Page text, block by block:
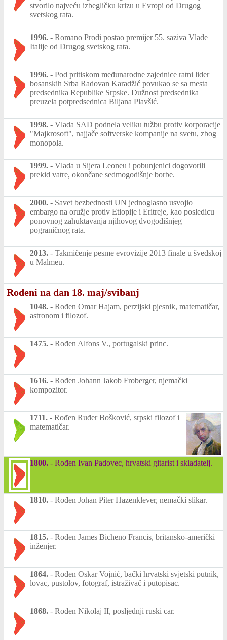
stvorilo najveću izbegličku krizu u Evropi od Drugog
svetskog rata.
1996. - Romano Prodi postao premijer 55. saziva Vlade
Italije od Drugog svetskog rata.
1996. - Pod pritiskom međunarodne zajednice ratni lider
bosanskih Srba Radovan Karadžić povukao se sa mesta
predsednika Republike Srpske. Dužnost predsednika
preuzela potpredsednica Biljana Plavšić.
1998. - Vlada SAD podnela veliku tužbu protiv korporacije
"Majkrosoft", najjače softverske kompanije na svetu, zbog
monopola.
1999. - Vlada u Sijera Leoneu i pobunjenici dogovorili
prekid vatre, okončane sedmogodišnje borbe.
2000. - Savet bezbednosti UN jednoglasno usvojio
embargo na oružje protiv Etiopije i Eritreje, kao posledicu
ponovnog zahuktavanja njihovog dvogodišnjeg
pograničnog rata.
2013. - Takmičenje pesme evrovizije 2013 finale u švedskoj
u Malmeu.
Rođeni na dan 18. maj/svibanj
1048. - Rođen Omar Hajam, perzijski pjesnik, matematičar,
astronom i filozof.
1475. - Rođen Alfons V., portugalski princ.
1616. - Rođen Johann Jakob Froberger, njemački
kompozitor.
1711. - Rođen Ruđer Bošković, srpski filozof i
matematičar.
1800. - Rođen Ivan Padovec, hrvatski gitarist i skladatelj.
1810. - Rođen Johan Piter Hazenklever, nemački slikar.
1815. - Rođen James Bicheno Francis, britansko-američki
inženjer.
1864. - Rođen Oskar Vojnić, bački hrvatski svjetski putnik,
lovac, pustolov, fotograf, istraživač i putopisac.
1868. - Rođen Nikolaj II, posljednji ruski car.